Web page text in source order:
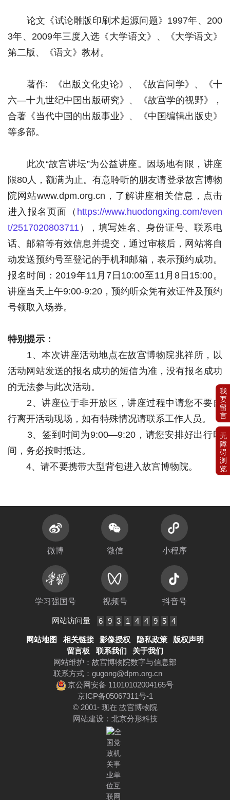
论文《试论雕版印刷术起源问题》1997年、200
3年、2009年三度入选《大学语文》、《大学语文》
第二版、《语文》教材。
著作: 《出版文化史论》、《故宫问学》、《十
六—十九世纪中国出版研究》、《故宫学的视野》，
合著《当代中国的出版事业》、《中国编辑出版史》
等多部。
此次“故宫讲坛”为公益讲座。因场地有限，讲座
限80人，额满为止。有意聆听的朋友请登录故宫博物
院网站www.dpm.org.cn，了解讲座相关信息，点击
进入报名页面（ https://www.huodongxing.com/even
t/2517020803711 ），填写姓名、身份证号、联系电
话、邮箱等有效信息并提交，通过审核后，网站将自
动发送预约号至登记的手机和邮箱，表示预约成功。
报名时间：2019年11月7日10:00至11月8日15:00。
讲座当天上午9:00-9:20，预约听众凭有效证件及预约
号领取入场券。
特别提示：
1、本次讲座活动地点在故宫博物院兆祥所，以
活动网站发送的报名成功的短信为准，没有报名成功
的无法参与此次活动。
2、讲座位于非开放区，讲座过程中请您不要自
行离开活动现场，如有特殊情况请联系工作人员。
3、签到时间为9:00—9:20，请您安排好出行时
间，务必按时抵达。
4、请不要携带大型背包进入故宫博物院。
微博 微信 小程序
学习强国号 视频号 抖音号
网站访问量 6 9 3 1 4 4 9 5 4
网站地图 相关链接 影像授权 隐私政策
版权声明
留言板
联系我们
关于我们
网站维护：故宫博物院数字与信息部
联系方式： gugong@dpm.org.cn
京公网安备 11010102004165号
京ICP备05067311号-1
© 2001- 现在 故宫博物院
网站建设 ： 北京分形科技